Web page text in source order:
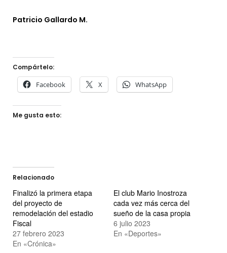
Patricio Gallardo M.
Compártelo:
Facebook X WhatsApp
Me gusta esto:
Relacionado
Finalizó la primera etapa
del proyecto de
remodelación del estadio
Fiscal
27 febrero 2023
En «Crónica»
El club Mario Inostroza
cada vez más cerca del
sueño de la casa propia
6 julio 2023
En «Deportes»